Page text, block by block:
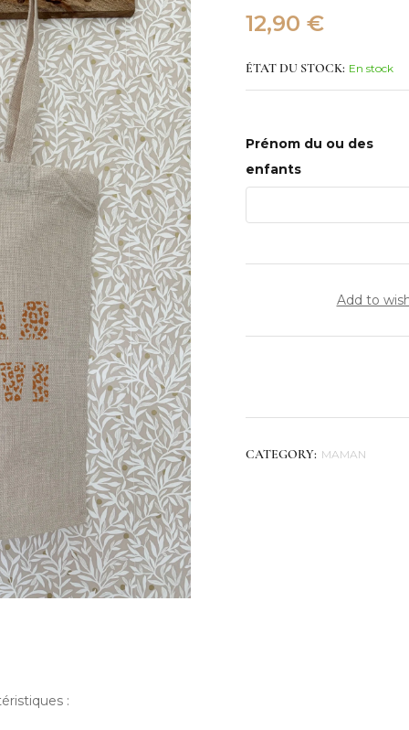
12,90 €
ÉTAT DU STOCK: En stock
Prénom du ou des
enfants
Add to
CATEGORY: MAMAN
: